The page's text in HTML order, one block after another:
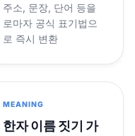
주소, 문장, 단어 등을
로마자 공식 표기법으
로 즉시 변환
MEANING
한자 이름 짓기 가